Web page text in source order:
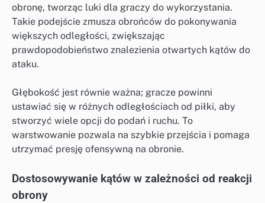
obronę, tworząc luki dla graczy do wykorzystania.
Takie podejście zmusza obrońców do pokonywania
większych odległości, zwiększając
prawdopodobieństwo znalezienia otwartych kątów do
ataku.
Głębokość jest równie ważna; gracze powinni
ustawiać się w różnych odległościach od piłki, aby
stworzyć wiele opcji do podań i ruchu. To
warstwowanie pozwala na szybkie przejścia i pomaga
utrzymać presję ofensywną na obronie.
Dostosowywanie kątów w zależności od reakcji
obrony